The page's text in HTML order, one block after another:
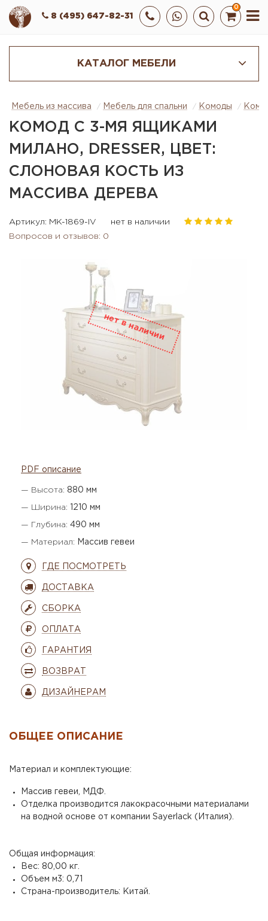
0
8 (495) 647-82-31
КАТАЛОГ МЕБЕЛИ
Мебель из массива Мебель для спальни Комоды
КОМОД С 3-МЯ ЯЩИКАМИ
МИЛАНО, DRESSER, ЦВЕТ:
СЛОНОВАЯ КОСТЬ ИЗ
МАССИВА ДЕРЕВА
Артикул: MK-1869-IV
нет в наличии
Вопросов и отзывов: 0
PDF описание
— Высота: 880 мм
— Ширина: 1210 мм
— Глубина: 490 мм
— Материал: Массив гевеи
ГДЕ ПОСМОТРЕТЬ
ДОСТАВКА
СБОРКА
ОПЛАТА
ГАРАНТИЯ
ВОЗВРАТ
ДИЗАЙНЕРАМ
ОБЩЕЕ ОПИСАНИЕ
Материал и комплектующие:
Массив гевеи, МДФ.
Отделка производится лакокрасочными материалами
на водной основе от компании Sayerlack (Италия).
Общая информация:
Вес: 80,00 кг.
Объем м3: 0,71
Страна-производитель: Китай.